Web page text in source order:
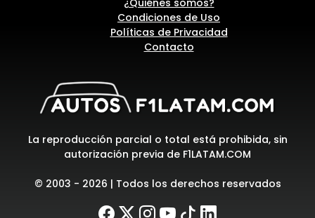
Condiciones de Uso
Políticas de Privacidad
Contacto
La reproducción parcial o total está prohibida, sin
autorización previa de F1LATAM.COM
© 2003 - 2026 | Todos los derechos reservados